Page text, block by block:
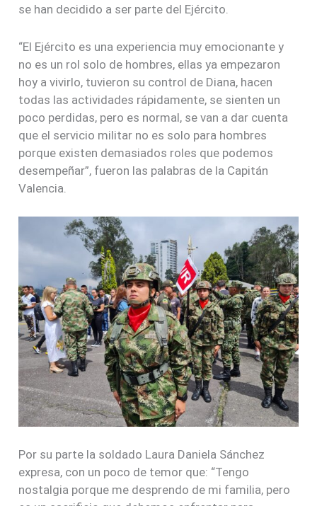
se han decidido a ser parte del Ejército.
“El Ejército es una experiencia muy emocionante y
no es un rol solo de hombres, ellas ya empezaron
hoy a vivirlo, tuvieron su control de Diana, hacen
todas las actividades rápidamente, se sienten un
poco perdidas, pero es normal, se van a dar cuenta
que el servicio militar no es solo para hombres
porque existen demasiados roles que podemos
desempeñar”, fueron las palabras de la Capitán
Valencia.
Por su parte la soldado Laura Daniela Sánchez
expresa, con un poco de temor que: “Tengo
nostalgia porque me desprendo de mi familia, pero